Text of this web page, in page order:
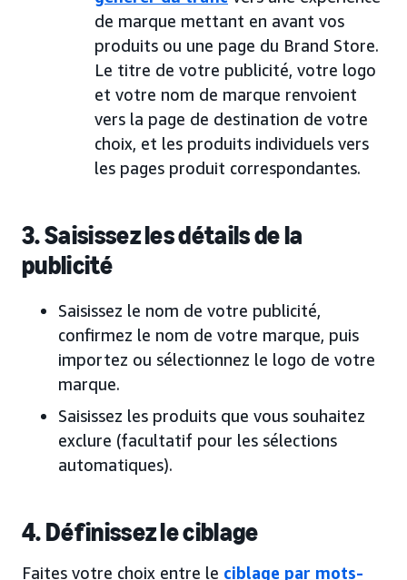
de marque mettant en avant vos
produits ou une page du Brand Store.
Le titre de votre publicité, votre logo
et votre nom de marque renvoient
vers la page de destination de votre
choix, et les produits individuels vers
les pages produit correspondantes.
3. Saisissez les détails de la
publicité
Saisissez le nom de votre publicité,
confirmez le nom de votre marque, puis
importez ou sélectionnez le logo de votre
marque.
Saisissez les produits que vous souhaitez
exclure (facultatif pour les sélections
automatiques).
4. Définissez le ciblage
Faites votre choix entre le ciblage par mots-